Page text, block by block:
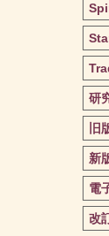
研
旧
新
電
改